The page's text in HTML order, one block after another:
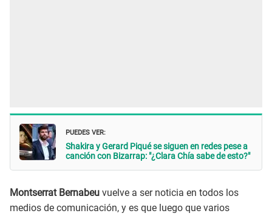
PUEDES VER:
Shakira y Gerard Piqué se siguen en redes pese a
canción con Bizarrap: "¿Clara Chía sabe de esto?"
Montserrat Bernabeu vuelve a ser noticia en todos los
medios de comunicación, y es que luego que varios